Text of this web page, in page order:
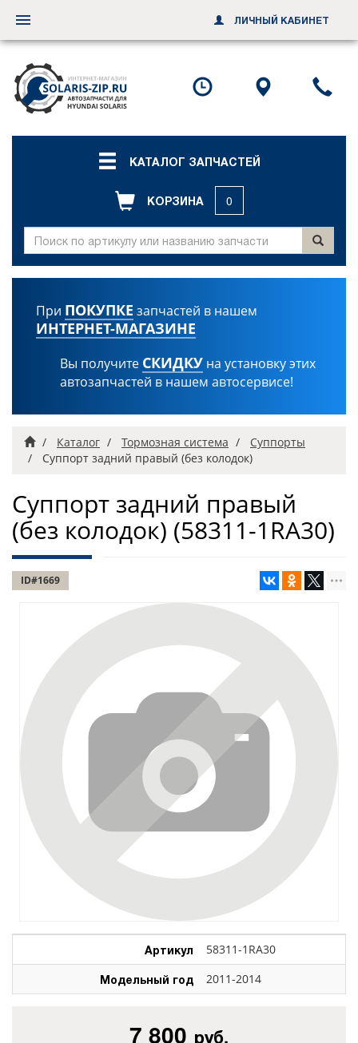
КАТАЛОГ ЗАПЧАСТЕЙ
КОРЗИНА 0
При ПОКУПКЕ запчастей в нашем
ИНТЕРНЕТ-МАГАЗИНЕ
Вы получите СКИДКУ на установку этих
автозапчастей в нашем автосервисе!
ГлавнаяКаталог Тормозная система
Суппорты
Суппорт задний правый (без колодок)
Суппорт задний правый
(без колодок) (58311-1RA30)
ID#1669
Артикул 58311-1RA30
Модельный год 2011-2014
7 800 руб.
Переключить
навигацию
ЛИЧНЫЙ КАБИНЕТ
Посмотреть
график схему